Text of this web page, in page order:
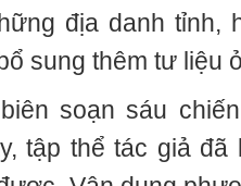
địa danh tỉnh,
sung thêm tư liệu
soạn sáu
tập thể tác giả